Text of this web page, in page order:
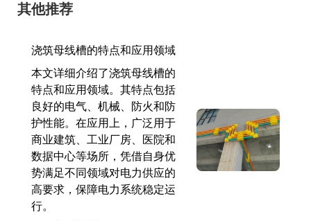
其他推荐
浇筑母线槽的特点和应用领域
本文详细介绍了浇筑母线槽的
特点和应用领域。其特点包括
良好的电气、机械、防火和防
护性能。在应用上，广泛用于
商业建筑、工业厂房、医院和
数据中心等场所，凭借自身优
势满足不同领域对电力供应的
高要求，保障电力系统稳定运
行。